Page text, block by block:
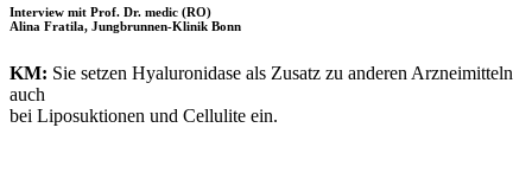
Interview mit Prof. Dr. medic (RO)
Alina Fratila, Jungbrunnen-Klinik Bonn
KM: Sie setzen Hyaluronidase als Zusatz zu anderen Arzneimitteln
auch
bei Liposuktionen und Cellulite ein.